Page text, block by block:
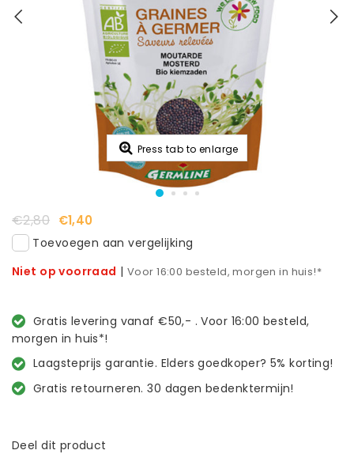
Press tab to enlarge
€2,80 €1,40
Toevoegen aan vergelijking
Niet op voorraad | Voor 16:00 besteld, morgen in huis!*
Gratis levering vanaf €50,- . Voor 16:00 besteld,
morgen in huis*!
Laagsteprijs garantie. Elders goedkoper? 5% korting!
Gratis retourneren. 30 dagen bedenktermijn!
Deel dit product